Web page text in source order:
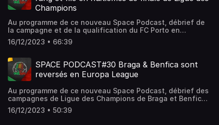
& Matthieu Monteiro (@MMatthieuZSCB). 💻 Pour toujours
plus d'analyses et de décryptages autour du football
portugais, rendez-vous sur notre site internet :
https://golaco.fr/ 📲 Suivez-nous aussi sur les réseaux : •
Facebook : https://www.facebook.com/Golacopodcast •
Twitter : https://twitter.com/Golaco_TV?lang=fr •
Champions
Au programme de ce nouveau Space Podcast, débrief de
la campagne et de la qualification du FC Porto en
huitièmes de finale de Ligue des Champions. Animé par
Antoine Thirion (@atironho07) et Philipe Da Costa
décryptages autour du football portugais, rendez-vous
sur notre site internet : https://golaco.fr/ 📲 Suivez-nous
aussi sur les réseaux : • Facebook :
https://twitter.com/Golaco_TV?lang=fr • Instagram :
https://www.instagram.com/golaco_tv
16/12/2023 • 66:39
SPACE PODCAST#30 Braga & Benfica sont
reversés en Europa League
Au programme de ce nouveau Space Podcast, débrief des
campagnes de Ligue des Champions de Braga et Benfica.
Animé par Alexandre Carvalho (@Alex_DC78) et Philipe Da
Costa (@fil_dcosta). 💻 Pour toujours plus d'analyses et
16/12/2023 • 50:39